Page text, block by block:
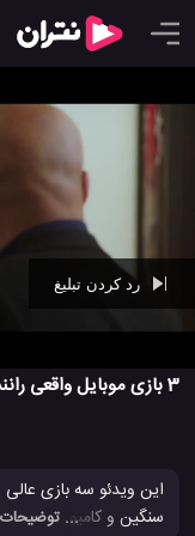
3 بازی موبایل واقعی رانندگی با کامیون کمپرسی (2022)
این ویدئو سه بازی
...